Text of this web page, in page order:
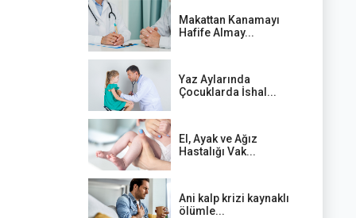
Makattan Kanamayı
Hafife Almay...
Yaz Aylarında
Çocuklarda İshal...
El, Ayak ve Ağız
Hastalığı Vak...
Ani kalp krizi kaynaklı
ölümle...